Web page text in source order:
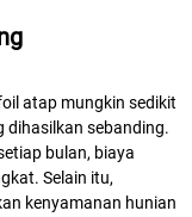
atap mungkin sedikit
dihasilkan sebanding.
bulan, biaya
Selain itu,
kenyamanan hunian